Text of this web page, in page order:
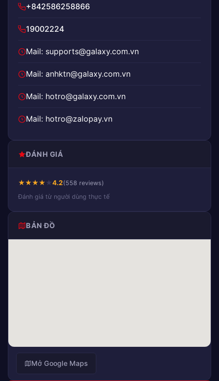
+842586258866
19002224
Mail: supports@galaxy.com.vn
Mail: anhktn@galaxy.com.vn
Mail: hotro@galaxy.com.vn
Mail: hotro@zalopay.vn
ĐÁNH GIÁ
★★★★★4.2(558 reviews)
Đánh giá từ người dùng thực tế
BẢN ĐỒ
Mở Google Maps